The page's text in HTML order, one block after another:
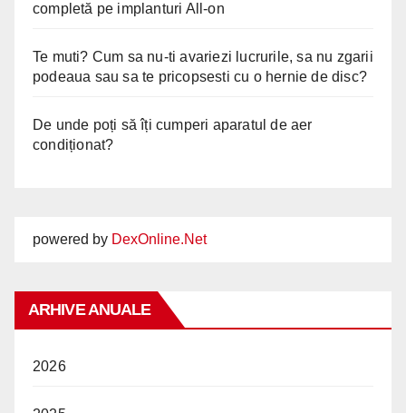
completă pe implanturi All-on
Te muti? Cum sa nu-ti avariezi lucrurile, sa nu zgarii
podeaua sau sa te pricopsesti cu o hernie de disc?
De unde poți să îți cumperi aparatul de aer
condiționat?
powered by DexOnline.Net
ARHIVE ANUALE
2026